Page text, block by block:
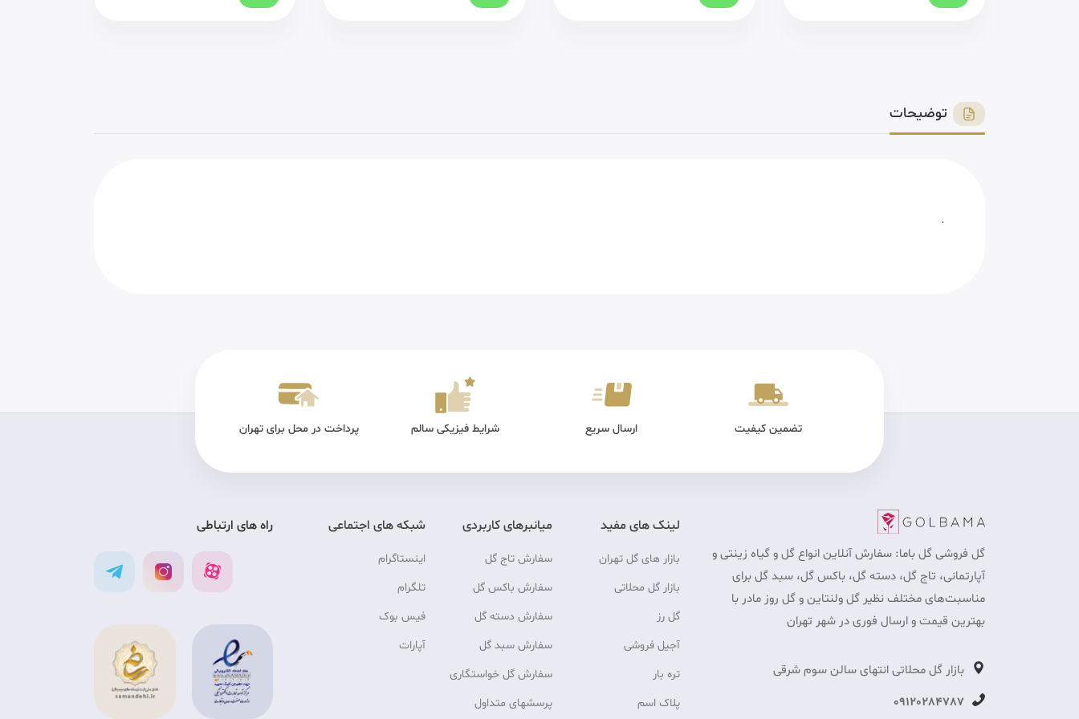
توضیحات
.
تضمین کیفیت ارسال سریع شرایط فیزیکی سالم پرداخت در محل برای تهران
گل فروشی گل باما: سفارش آنلاین انواع گل و گیاه زینتی و
آپارتمانی، تاج گل، دسته گل، باکس گل، سبد گل برای
مناسبت‎‌های مختلف نظیر گل ولنتاین و گل روز مادر با
بهترین قیمت و ارسال فوری در شهر تهران
بازار گل محلاتی انتهای سالن سوم شرقی
09120284787
لینک های مفید
بازار های گل تهران
بازار گل محلاتی
گل رز
آجیل فروشی
تره بار
پلاک اسم
میانبرهای کاربردی
سفارش تاج گل
سفارش باکس گل
سفارش دسته گل
سفارش سبد گل
سفارش گل خواستگاری
پرسشهای متداول
شبکه های اجتماعی
اینستاگرام
تلگرام
فیس بوک
آپارات
راه های ارتباطی